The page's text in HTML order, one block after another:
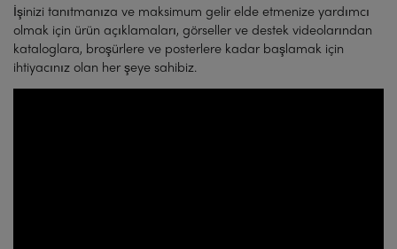
İşinizi tanıtmanıza ve maksimum gelir elde etmenize yardımcı
olmak için ürün açıklamaları, görseller ve destek videolarından
kataloglara, broşürlere ve posterlere kadar başlamak için
ihtiyacınız olan her şeye sahibiz.